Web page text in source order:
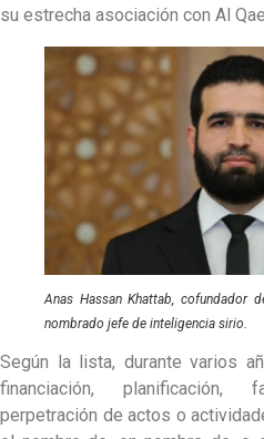
su estrecha asociación con Al
Anas Hassan Khattab, cofundador
nombrado jefe de inteligencia sirio.
Según la lista, durante varios
financiación, planificación,
perpetración de actos o